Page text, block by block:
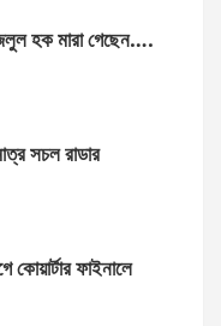
হক মারা গেছেন….
সচল রাডার
কোয়ার্টার ফাইনালে